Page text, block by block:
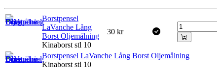
Borstpensel
LaVanche Lång
Borst Oljemålning
Kinaborst stl 10
30 kr
Borstpensel LaVanche Lång Borst Oljemålning
Kinaborst stl 10